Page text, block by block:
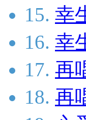
15. 幸
16. 幸
17. 再
18. 再